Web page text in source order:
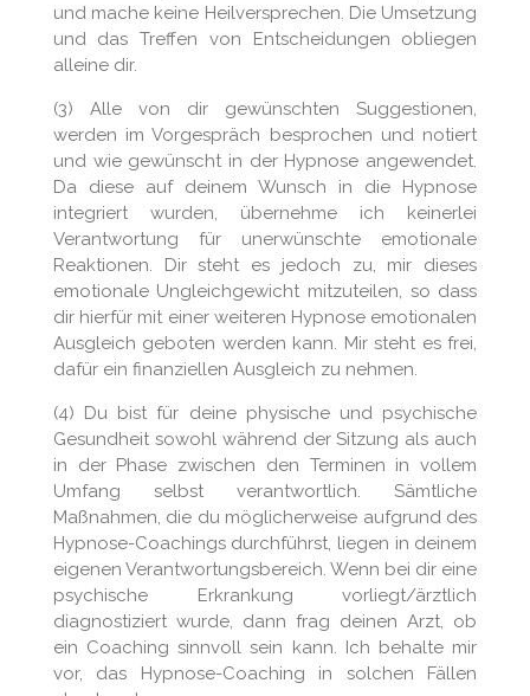
und mache keine Heilversprechen. Die Umsetzung
und das Treffen von Entscheidungen obliegen
alleine dir.
(3) Alle von dir gewünschten Suggestionen,
werden im Vorgespräch besprochen und notiert
und wie gewünscht in der Hypnose angewendet.
Da diese auf deinem Wunsch in die Hypnose
integriert wurden, übernehme ich keinerlei
Verantwortung für unerwünschte emotionale
Reaktionen. Dir steht es jedoch zu, mir dieses
emotionale Ungleichgewicht mitzuteilen, so dass
dir hierfür mit einer weiteren Hypnose emotionalen
Ausgleich geboten werden kann. Mir steht es frei,
dafür ein finanziellen Ausgleich zu nehmen.
(4) Du bist für deine physische und psychische
Gesundheit sowohl während der Sitzung als auch
in der Phase zwischen den Terminen in vollem
Umfang selbst verantwortlich. Sämtliche
Maßnahmen, die du möglicherweise aufgrund des
Hypnose-Coachings durchführst, liegen in deinem
eigenen Verantwortungsbereich. Wenn bei dir eine
psychische Erkrankung vorliegt/ärztlich
diagnostiziert wurde, dann frag deinen Arzt, ob
ein Coaching sinnvoll sein kann. Ich behalte mir
vor, das Hypnose-Coaching in solchen Fällen